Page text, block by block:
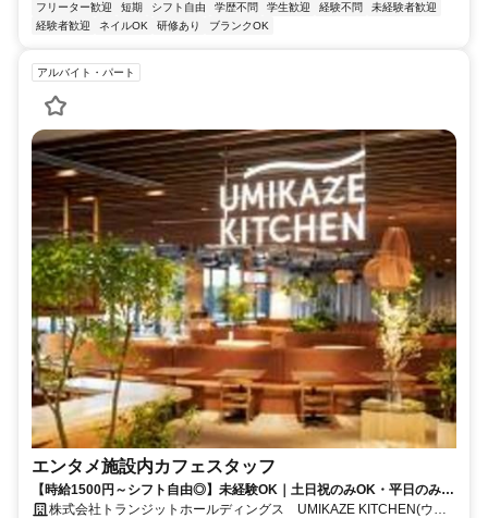
フリーター歓迎
短期 シフト自由 学歴不問 学生歓迎 経験不問
未経験者歓迎
経験者歓迎
ネイルOK 研修あり ブランクOK
アルバイト・パート
エンタメ施設内カフェスタッフ
【時給1500円～シフト自由◎】未経験OK｜土日祝のみOK・平日のみ
OK｜ 土日祝時給＋150円｜通勤に便利な駅近立地♪
株式会社トランジットホールディングス UMIKAZE KITCHEN(ウミ